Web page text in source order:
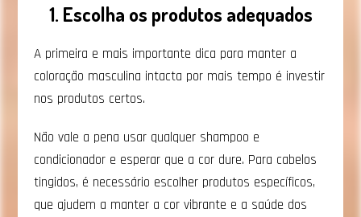
1. Escolha os produtos adequados
A primeira e mais importante dica para manter a
coloração masculina intacta por mais tempo é investir
nos produtos certos.
Não vale a pena usar qualquer shampoo e
condicionador e esperar que a cor dure. Para cabelos
tingidos, é necessário escolher produtos específicos,
que ajudem a manter a cor vibrante e a saúde dos